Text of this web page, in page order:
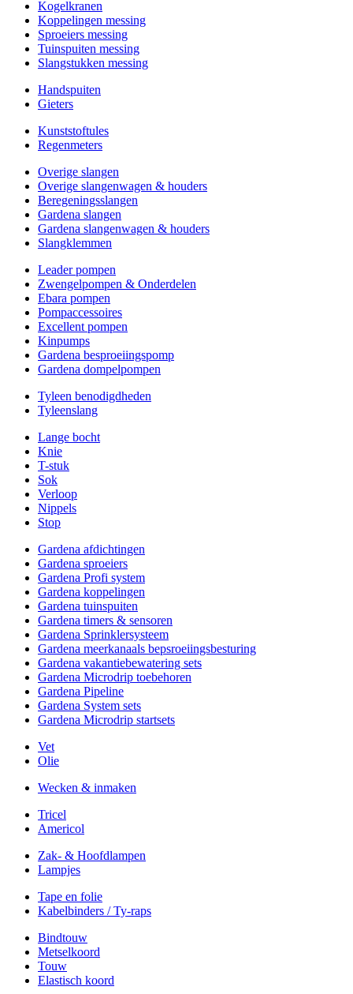
Kogelkranen
Koppelingen messing
Sproeiers messing
Tuinspuiten messing
Slangstukken messing
Handspuiten
Gieters
Kunststoftules
Regenmeters
Overige slangen
Overige slangenwagen & houders
Beregeningsslangen
Gardena slangen
Gardena slangenwagen & houders
Slangklemmen
Leader pompen
Zwengelpompen & Onderdelen
Ebara pompen
Pompaccessoires
Excellent pompen
Kinpumps
Gardena besproeiingspomp
Gardena dompelpompen
Tyleen benodigdheden
Tyleenslang
Lange bocht
Knie
T-stuk
Sok
Verloop
Nippels
Stop
Gardena afdichtingen
Gardena sproeiers
Gardena Profi system
Gardena koppelingen
Gardena tuinspuiten
Gardena timers & sensoren
Gardena Sprinklersysteem
Gardena meerkanaals bepsroeiingsbesturing
Gardena vakantiebewatering sets
Gardena Microdrip toebehoren
Gardena Pipeline
Gardena System sets
Gardena Microdrip startsets
Vet
Olie
Wecken & inmaken
Tricel
Americol
Zak- & Hoofdlampen
Lampjes
Tape en folie
Kabelbinders / Ty-raps
Bindtouw
Metselkoord
Touw
Elastisch koord